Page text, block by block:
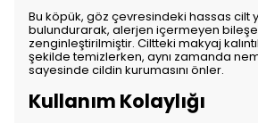
Bu köpük, göz çevresindeki hassas cilt
bulundurarak, alerjen içermeyen
zenginleştirilmiştir. Ciltteki makyaj
şekilde temizlerken, aynı zamanda
sayesinde cildin kurumasını önler.
Kullanım Kolaylığı